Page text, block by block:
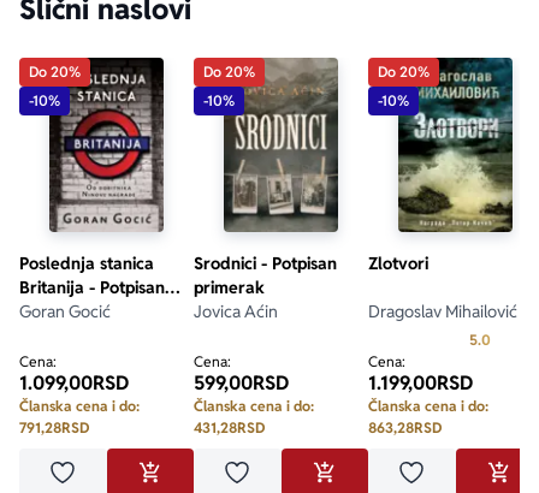
Slični naslovi
Do 20%
-10%
Poslednja stanica
Britanija - Potpisan
primerak
Goran Gocić
Cena:
1.099,00RSD
Članska cena i do:
791,28RSD
Dodaj u omiljeneDODAJ U KORPU
Do 20%
-10%
Srodnici - Potpisan
primerak
Jovica Aćin
Cena:
599,00RSD
Članska cena i do:
431,28RSD
Dodaj u omiljeneDODAJ U KORPU
Do 20%
-10%
Zlotvori
Dragoslav Mihailović
5.0
Cena:
1.199,00RSD
Članska cena i do:
863,28RSD
Dodaj u